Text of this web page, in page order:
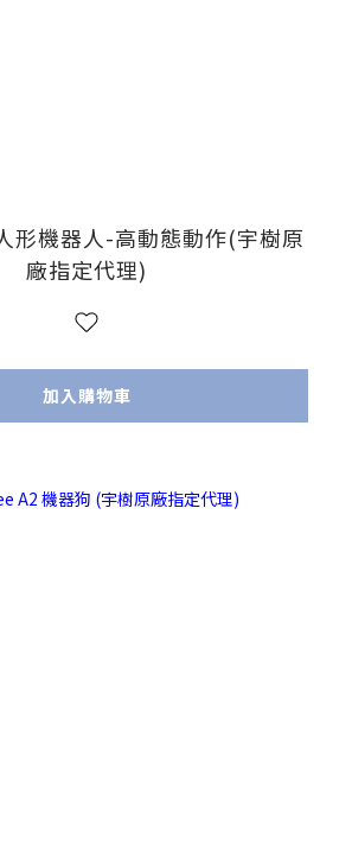
形機器人-高動態動作(宇樹原
廠指定代理)
加入購物車